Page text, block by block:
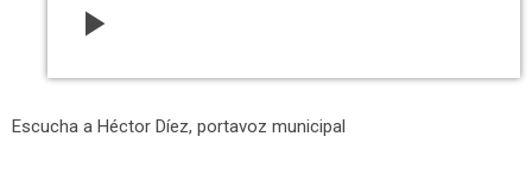
play_arrow
Escucha a Héctor Díez, portavoz municipal